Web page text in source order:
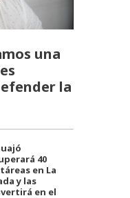
una
la
40
en La
y las
en el